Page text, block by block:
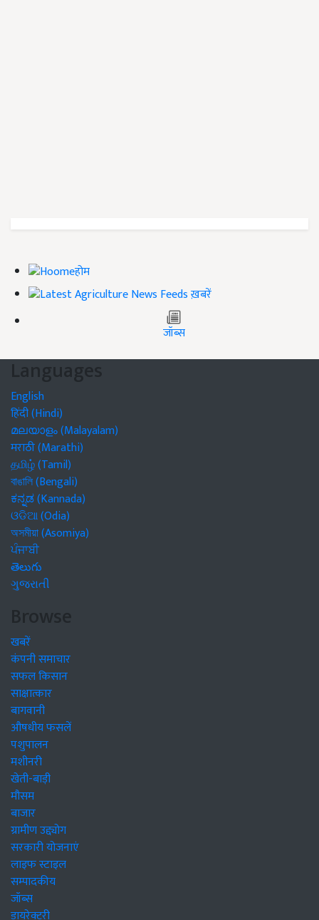
होम
ख़बरें
जॉब्स
Languages
English
हिंदी (Hindi)
മലയാളം (Malayalam)
मराठी (Marathi)
தமிழ் (Tamil)
বাঙালি (Bengali)
ಕನ್ನಡ (Kannada)
ଓଡିଆ (Odia)
অসমীয়া (Asomiya)
ਪੰਜਾਬੀ
తెలుగు
ગુજરાતી
Browse
खबरें
कंपनी समाचार
सफल किसान
साक्षात्कार
बागवानी
औषधीय फसलें
पशुपालन
मशीनरी
खेती-बाड़ी
मौसम
बाजार
ग्रामीण उद्द्योग
सरकारी योजनाएं
लाइफ स्टाइल
सम्पादकीय
जॉब्स
डायरेक्टरी